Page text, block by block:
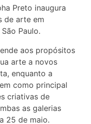
Preto inaugura
de arte em
Paulo.
aos propósitos
arte a novos
enquanto a
como principal
criativas de
as galerias
25 de maio.